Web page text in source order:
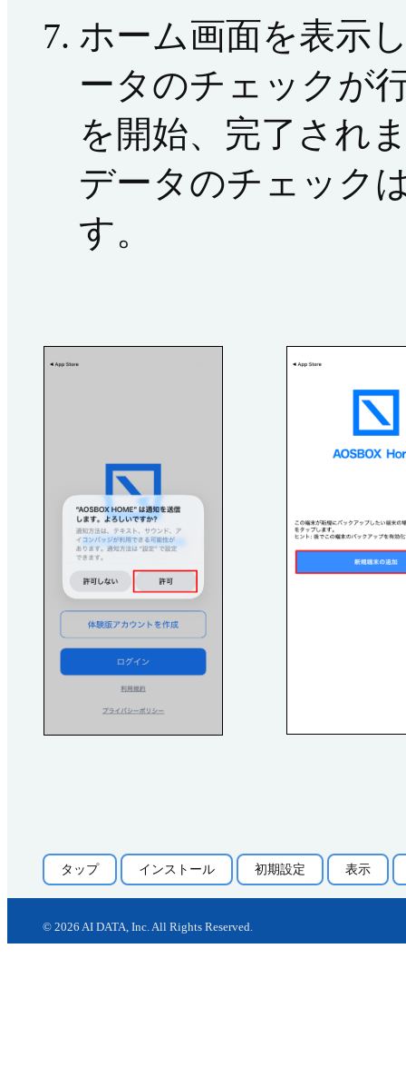
ホーム画面を表示
ータのチェックが
を開始、完了され
データのチェック
す。
タップ インストール 初期設定 表示
©2026 AI DATA, Inc. All Rights Reserved.